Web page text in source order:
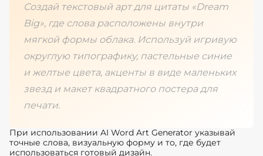
Создай текстовый арт для цитаты «Dream
Big», где слова расположены внутри
мягкой формы облака. Используй игривую
округлую типографику, пастельные синие
и желтые цвета, акценты в виде маленьких
звезд и макет квадратного постера для
печати.
При использовании AI Word Art Generator указывай
точные слова, визуальную форму и то, где будет
использоваться готовый дизайн.